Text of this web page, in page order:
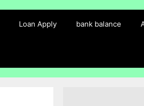
Loan Apply bank balance